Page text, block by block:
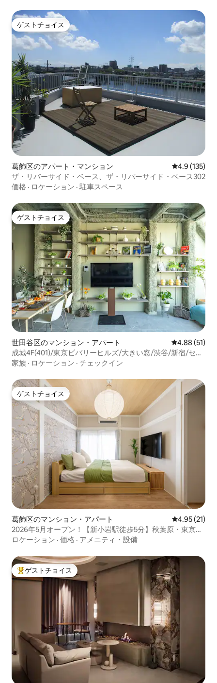
数を超えた場合、追加料金を請求いたし
ます。 * すべての宿泊者は有効な身分証
明書を提出する必要があります。 * 身分
証明書を提出できない方はご宿泊いただ
けません。 * 近隣への迷惑行為や施設運
営に支障をきたす行為が確認された場
合、警察へ通報し、退室をお願いする場
合があります。 * 延泊をご希望の場合
は、必ず事前にお支払いください。 * 入
金確認後に延泊が正式に成立します。 *
口頭での約束は無効となり、後払いには
対応しておりません。 15泊以上ご宿泊の
お客様は、事前予約により滞在中1回の無
料清掃サービスをご利用いただけます。
ゲストチョイス
ゲストチョイス
葛飾区のアパート・マンション レビュー135
4.9 (135)
ザ・リバーサイド・ベース、ザ・リバーサイド・ベース302
価格 · ロケーション · 駐車スペース
ゲストチョイス
ゲストチョイス
世田谷区のマンション・アパート レビュー51
4.88 (51)
成城4F(401)/東京ビバリーヒルズ/大きい窓/渋谷/新宿/セレ
ブリティ/美しい景色/空/ART
家族 · ロケーション · チェックイン
ゲストチョイス
ゲストチョイス
葛飾区のマンション・アパート レビュー21
4.95 (21)
2026年5月オープン！【新小岩駅徒歩5分】秋葉原・東京
駅・ディズニーへ好アクセスの快適ステイ
ロケーション · 価格 · アメニティ・設備
大好評のゲストチョイスです。
ゲストチョイス